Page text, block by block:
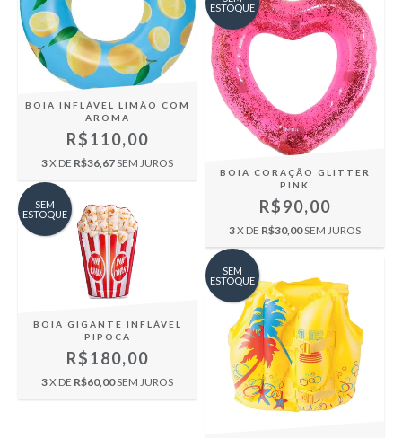
BOIA INFLÁVEL LIMÃO COM
AROMA
R$110,00
3X DE R$36,67SEM JUROS
ESTOQUE
BOIA CORAÇÃO GLITTER
PINK
R$90,00
3X DE R$30,00SEM JUROS
SEM
ESTOQUE
BOIA GIGANTE INFLÁVEL
PIPOCA
R$180,00
3X DE R$60,00SEM JUROS
SEM
ESTOQUE